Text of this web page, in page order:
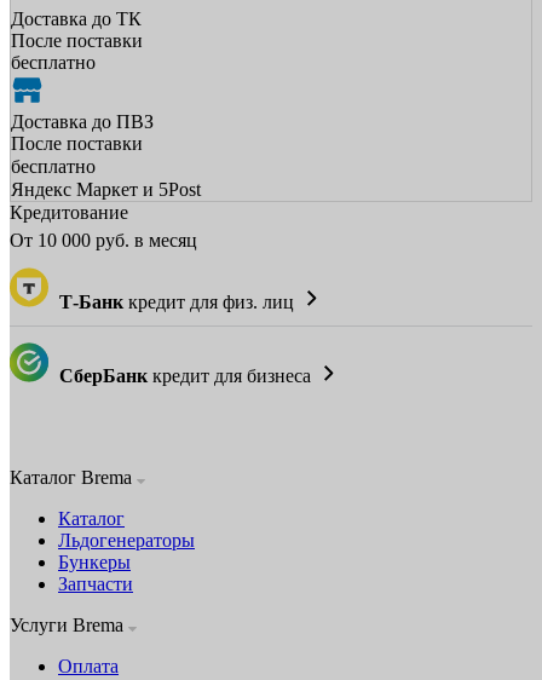
Доставка до ТК
После поставки
бесплатно
Доставка до ПВЗ
После поставки
бесплатно
Яндекс Маркет и 5Post
Кредитование
От 10 000 руб. в месяц
Т-Банк кредит для физ. лиц
СберБанк кредит для бизнеса
Каталог Brema
Каталог
Льдогенераторы
Бункеры
Запчасти
Услуги Brema
Оплата